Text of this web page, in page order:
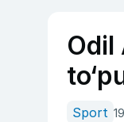
Odil
Sport